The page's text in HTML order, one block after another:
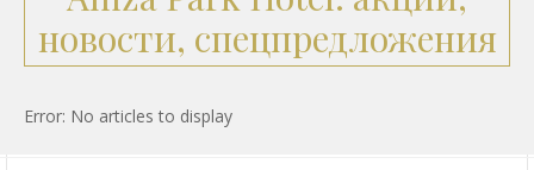
новости, спецпредложения
Error: No articles to display